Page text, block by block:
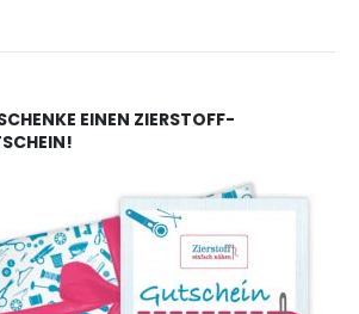
EINEN ZIERSTOFF-